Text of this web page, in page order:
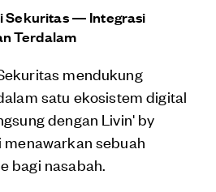
Sekuritas — Integrasi
Terdalam
mendukung
satu ekosistem digital
dengan Livin' by
sebuah
bagi nasabah.